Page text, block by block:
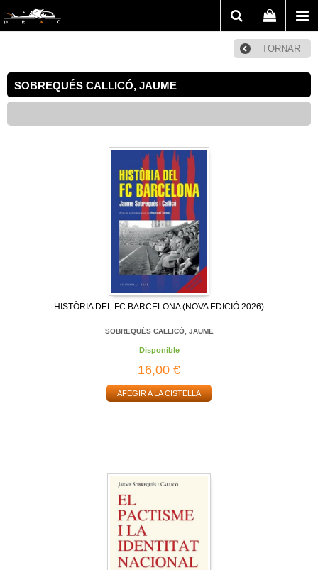
TORNAR
SOBREQUÉS CALLICÓ, JAUME
HISTÒRIA DEL FC BARCELONA (NOVA EDICIÓ 2026)
SOBREQUÉS CALLICÓ, JAUME
Disponible
16,00 €
AFEGIR A LA CISTELLA